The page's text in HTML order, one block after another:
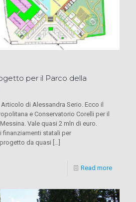
per il Parco della
di Alessandra Serio. Ecco il
e Conservatorio Corelli per il
Vale quasi 2 mln di euro.
finanziamenti statali per
da quasi […]
Read more